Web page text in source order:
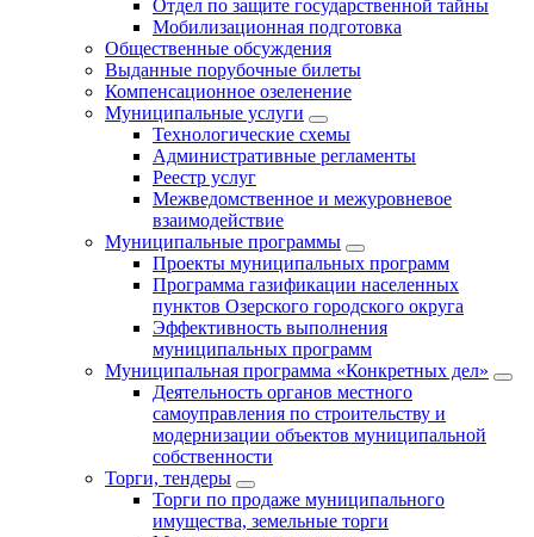
Отдел по защите государственной тайны
Мобилизационная подготовка
Общественные обсуждения
Выданные порубочные билеты
Компенсационное озеленение
Муниципальные услуги
Технологические схемы
Административные регламенты
Реестр услуг
Межведомственное и межуровневое
взаимодействие
Муниципальные программы
Проекты муниципальных программ
Программа газификации населенных
пунктов Озерского городского округа
Эффективность выполнения
муниципальных программ
Муниципальная программа «Конкретных дел»
Деятельность органов местного
самоуправления по строительству и
модернизации объектов муниципальной
собственности
Торги, тендеры
Торги по продаже муниципального
имущества, земельные торги